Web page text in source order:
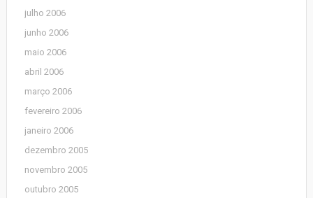
julho 2006
junho 2006
maio 2006
abril 2006
março 2006
fevereiro 2006
janeiro 2006
dezembro 2005
novembro 2005
outubro 2005